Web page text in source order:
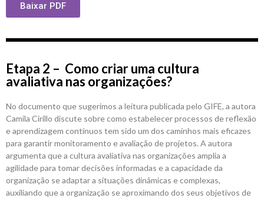
Baixar PDF
Etapa 2 – Como criar uma cultura
avaliativa nas organizações?
No documento que sugerimos a leitura publicada pelo GIFE, a autora
Camila Cirillo discute sobre como estabelecer processos de reflexão
e aprendizagem contínuos tem sido um dos caminhos mais eficazes
para garantir monitoramento e avaliação de projetos. A autora
argumenta que a cultura avaliativa nas organizações amplia a
agilidade para tomar decisões informadas e a capacidade da
organização se adaptar a situações dinâmicas e complexas,
auxiliando que a organização se aproximando dos seus objetivos de